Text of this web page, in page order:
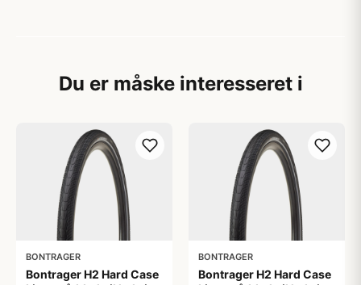
Du er måske interesseret i
BONTRAGER
Bontrager H2 Hard Case
BONTRAGER
Bontrager H2 Hard Case